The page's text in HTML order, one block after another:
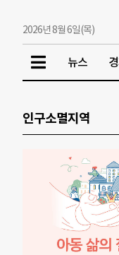
2026년 8월 6일(목)
뉴스
인구소멸지역